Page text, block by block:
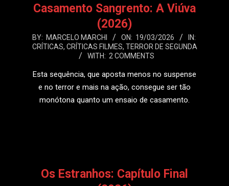
Casamento Sangrento: A Viúva
(2026)
2026-
03-
BY: MARCELO MARCHI ON: 19/03/2026
IN:
CRÍTICAS, CRÍTICAS FILMES, TERROR DE SEGUNDA
WITH: 2 COMMENTS
Esta sequência, que aposta menos no suspense
e no terror e mais na ação, consegue ser tão
monótona quanto um ensaio de casamento.
Os Estranhos: Capítulo Final